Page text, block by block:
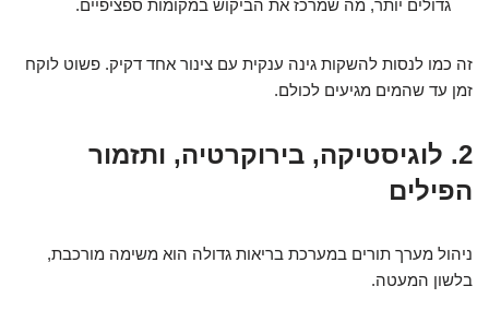
גדולים יותר, מה שמרכז את הביקוש במקומות ספציפיים.
זה כמו לנסות להשקות גינה ענקית עם צינור אחד דקיק. פשוט לוקח
זמן עד שהמים מגיעים לכולם.
2. לוגיסטיקה, בירוקרטיה, ותזמור
הפילים
ניהול מערך תורים במערכת בריאות גדולה הוא משימה מורכבת,
בלשון המעטה.